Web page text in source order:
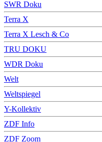
SWR Doku
Terra X
Terra X Lesch & Co
TRU DOKU
WDR Doku
Welt
Weltspiegel
Y-Kollektiv
ZDF Info
ZDF Zoom